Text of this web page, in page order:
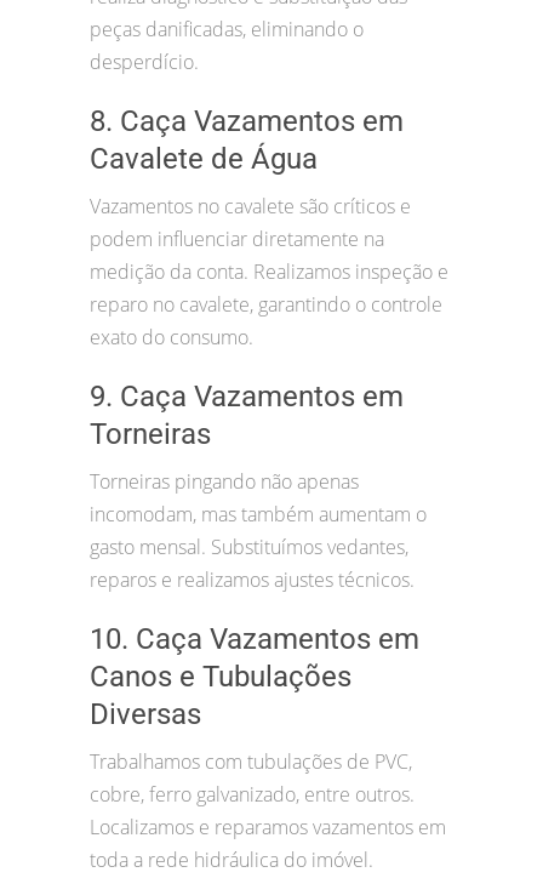
peças danificadas, eliminando o
desperdício.
8. Caça Vazamentos em
Cavalete de Água
Vazamentos no cavalete são críticos e
podem influenciar diretamente na
medição da conta. Realizamos inspeção e
reparo no cavalete, garantindo o controle
exato do consumo.
9. Caça Vazamentos em
Torneiras
Torneiras pingando não apenas
incomodam, mas também aumentam o
gasto mensal. Substituímos vedantes,
reparos e realizamos ajustes técnicos.
10. Caça Vazamentos em
Canos e Tubulações
Diversas
Trabalhamos com tubulações de PVC,
cobre, ferro galvanizado, entre outros.
Localizamos e reparamos vazamentos em
toda a rede hidráulica do imóvel.